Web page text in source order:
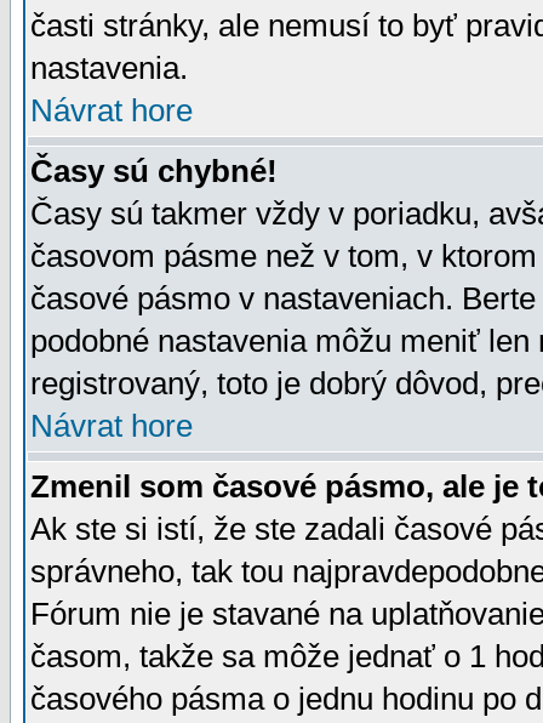
časti stránky, ale nemusí to byť
nastavenia.
Návrat hore
Časy sú chybné!
Časy sú takmer vždy v poriadku,
časovom pásme než v tom, v
časové pásmo v nastaveniach.
podobné nastavenia môžu meniť
registrovaný, toto je dobrý dôvod,
Návrat hore
Zmenil som časové pásmo, ale je
Ak ste si istí, že ste zadali časové
správneho, tak tou
Fórum nie je stavané na
časom, takže sa môže jednať o 1
časového pásma o jednu hodinu po